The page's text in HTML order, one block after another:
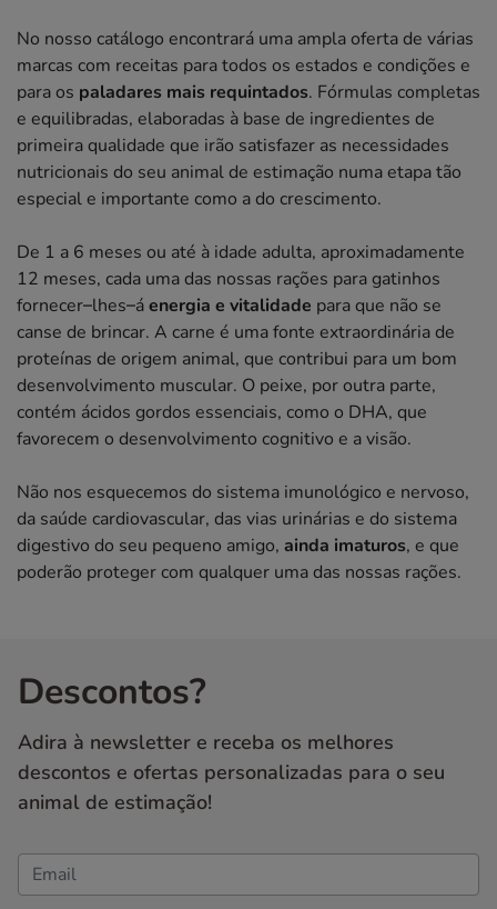
No nosso catálogo encontrará uma ampla oferta de várias
marcas com receitas para todos os estados e condições e
para os paladares mais requintados. Fórmulas completas
e equilibradas, elaboradas à base de ingredientes de
primeira qualidade que irão satisfazer as necessidades
nutricionais do seu animal de estimação numa etapa tão
especial e importante como a do crescimento.
De 1 a 6 meses ou até à idade adulta, aproximadamente
12 meses, cada uma das nossas rações para gatinhos
fornecer–lhes–áenergia e vitalidade para que não se
canse de brincar. A carne é uma fonte extraordinária de
proteínas de origem animal, que contribui para um bom
desenvolvimento muscular. O peixe, por outra parte,
contém ácidos gordos essenciais, como o DHA, que
favorecem o desenvolvimento cognitivo e a visão.
Não nos esquecemos do sistema imunológico e nervoso,
da saúde cardiovascular, das vias urinárias e do sistema
digestivo do seu pequeno amigo, ainda imaturos, e que
poderão proteger com qualquer uma das nossas rações.
Descontos?
Adira à newsletter e receba os melhores
descontos e ofertas personalizadas para o seu
animal de estimação!